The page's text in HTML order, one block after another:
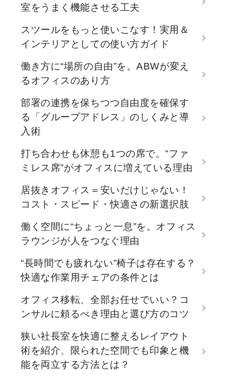
室をうまく機能させる工夫
スツールをもっと使いこなす！実用＆
インテリアとしての使い方ガイド
働き方に“場所の自由”を。ABWが変え
るオフィスのあり方
部署の連携を保ちつつ自由度を確保す
る「グループアドレス」のしくみと導
入術
打ち合わせも休憩も1つの席で。“ファ
ミレス席”がオフィスに増えている理由
居抜きオフィス＝安いだけじゃない！
コスト・スピード・快適さの新選択肢
働く空間に“ちょっと一息”を。オフィス
ラウンジが人をつなぐ理由
“長時間でも疲れない”椅子は存在する？
快適な作業用チェアの条件とは
オフィス移転、全部お任せでいい？コ
ンサルに頼るべき理由と選び方のコツ
狭い社長室を快適に整えるレイアウト
術を紹介、限られた空間でも印象と機
能を両立する方法とは？